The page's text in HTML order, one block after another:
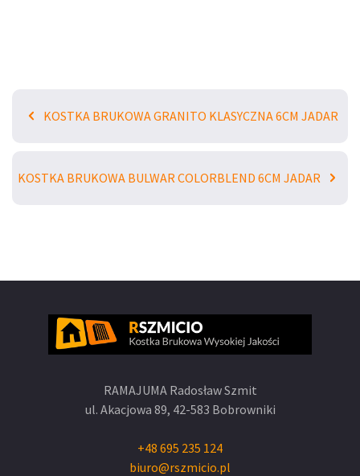
KOSTKA BRUKOWA GRANITO KLASYCZNA 6CM JADAR
KOSTKA BRUKOWA BULWAR COLORBLEND 6CM JADAR
RAMAJUMA Radosław Szmit
ul. Akacjowa 89, 42-583 Bobrowniki
+48 695 235 124
biuro@rszmicio.pl